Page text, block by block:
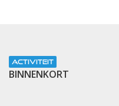
ACTIVITEIT
BINNENKORT